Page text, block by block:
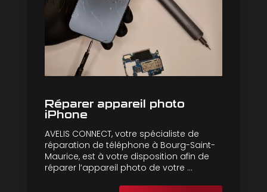
Réparer appareil photo
iPhone
AVELIS CONNECT, votre spécialiste de
réparation de téléphone à Bourg-Saint-
Maurice, est à votre disposition afin de
réparer l’appareil photo de votre ...